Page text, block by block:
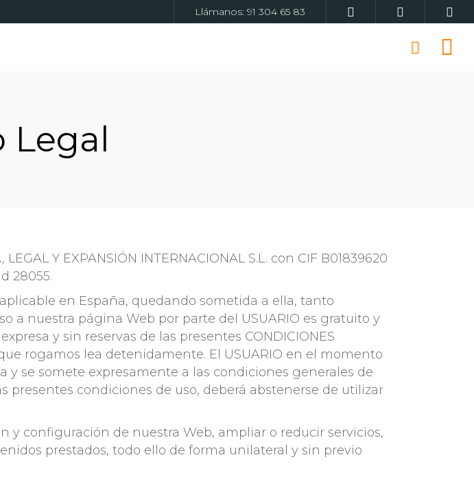
Llámanos: 91 304 65 83
Legal
Y EXPANSIÓN INTERNACIONAL S.L. con CIF B01839620
28055.
en España, quedando sometida a ella, tanto
a nuestra página Web por parte del USUARIO es gratuito y
y sin reservas de las presentes CONDICIONES
rogamos lea detenidamente. El USUARIO en el momento
se somete expresamente a las condiciones generales de
presentes condiciones de uso, deberá abstenerse de utilizar
configuración de nuestra Web, ampliar o reducir servicios,
prestados, todo ello de forma unilateral y sin previo